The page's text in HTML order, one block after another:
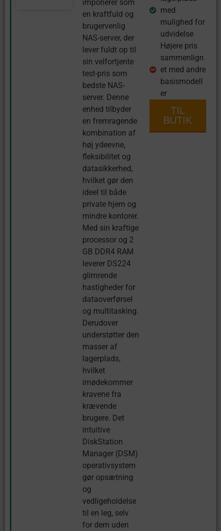
imponerer som
en kraftfuld og
brugervenlig
NAS-server, der
lever fuldt op til
sin velfortjente
test-pris som
bedste NAS-
server. Denne
enhed tilbyder
en fremragende
kombination af
høj ydeevne,
fleksibilitet og
datasikkerhed,
hvilket gør den
ideel til både
private hjem og
mindre kontorer.
Med sin kraftige
processor og 2
GB DDR4 RAM
leverer DS224
glimrende
hastigheder for
dataoverførsel
og multitasking.
Derudover
understøtter den
masser af
lagerplads,
hvilket
imødekommer
kravene fra
krævende
brugere. Det
intuitive
DiskStation
Manager (DSM)
operativsystem
gør opsætning
og
vedligeholdelse
til en leg, selv
for dem uden
med
mulighed for
udvidelse
Højere pris
sammenlign
et med andre
basismodell
er
TIL
BUTIK